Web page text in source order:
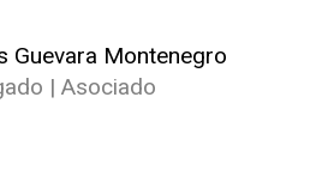
Guevara Montenegro
| Asociado